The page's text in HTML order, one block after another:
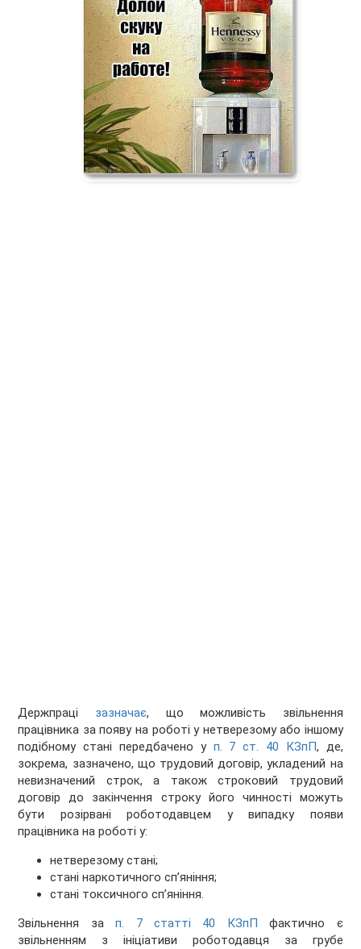
Держпраці зазначає, що можливість звільнення
працівника за появу на роботі у нетверезому або іншому
подібному стані передбачено у п. 7 ст. 40 КЗпП, де,
зокрема, зазначено, що трудовий договір, укладений на
невизначений строк, а також строковий трудовий
договір до закінчення строку його чинності можуть
бути розірвані роботодавцем у випадку появи
працівника на роботі у:
нетверезому стані;
стані наркотичного сп’яніння;
стані токсичного сп’яніння.
Звільнення зап. 7 статті 40 КЗпП фактично є
звільненням з ініціативи роботодавця за грубе